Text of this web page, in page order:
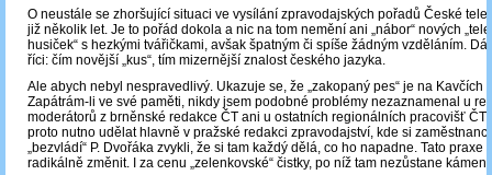
O neustále se zhoršující situaci ve vysílání zpravodajských pořadů České
již několik let. Je to pořád dokola a nic na tom nemění ani „nábor“ nových
husiček“ s hezkými tvářičkami, avšak špatným či spíše žádným vzděláním.
říci: čím novější „kus“, tím mizernější znalost českého jazyka.
Ale abych nebyl nespravedlivý. Ukazuje se, že „zakopaný pes“ je na Kavčích
Zapátrám-li ve své paměti, nikdy jsem podobné problémy nezaznamenal u
moderátorů z brněnské redakce ČT ani u ostatních regionálních pracovišť
proto nutno udělat hlavně v pražské redakci zpravodajství, kde si
„bezvládí“ P. Dvořáka zvykli, že si tam každý dělá, co ho napadne. Tato praxe
radikálně změnit. I za cenu „zelenkovské“ čistky, po níž tam nezůstane kámen